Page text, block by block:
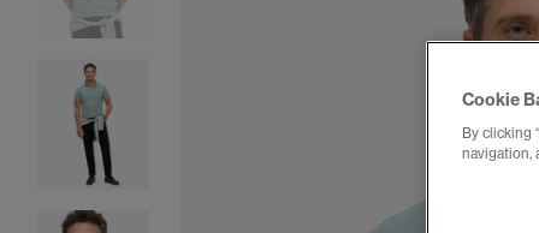
Cookie
By clicking
navigation,